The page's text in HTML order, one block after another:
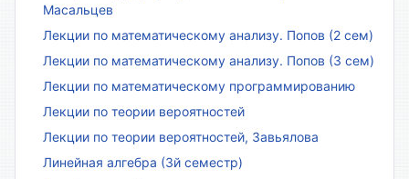
Масальцев
Лекции по математическому анализу. Попов (2 сем)
Лекции по математическому анализу. Попов (3 сем)
Лекции по математическому программированию
Лекции по теории вероятностей
Лекции по теории вероятностей, Завьялова
Линейная алгебра (3й семестр)